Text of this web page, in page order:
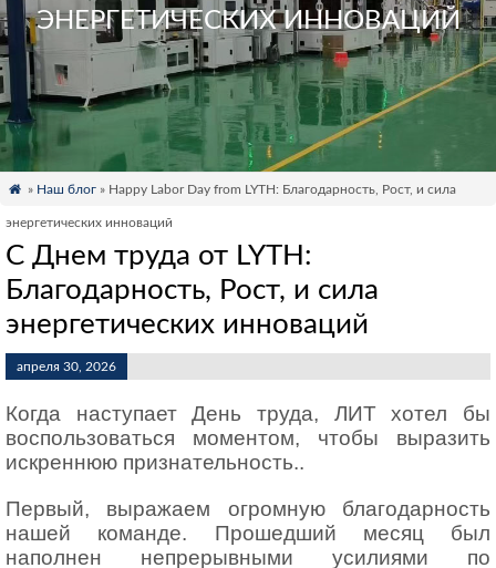
ЭНЕРГЕТИЧЕСКИХ ИННОВАЦИЙ
 » Наш блог » Happy Labor Day from LYTH: Благодарность, Рост, и сила
энергетических инноваций
С Днем труда от LYTH:
Благодарность, Рост, и сила
энергетических инноваций
апреля 30, 2026
Когда наступает День труда, ЛИТ хотел бы
воспользоваться моментом, чтобы выразить
искреннюю признательность..
Первый, выражаем огромную благодарность
нашей команде. Прошедший месяц был
наполнен непрерывными усилиями по